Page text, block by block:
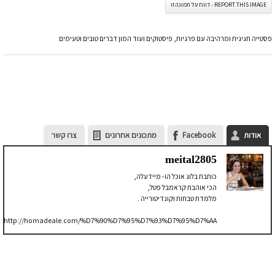
REPORT THIS IMAGE - דווח על תמונה זו
פסטייה חגיגית ומרהיבה עם פרגיות, פיסטוקים ועוד המון דברים טובים וטעימים
אודות Facebook מתכונים אחרונים צרו קשר
meital2805
כותבת בלוג אוכל הו- מיידעלה,
הכי אוהבת קראמבל פטל,
מלמדת טבחות וקונדיטורייה .
http://homadeale.com/%D7%90%D7%95%D7%93%D7%95%D7%AA/